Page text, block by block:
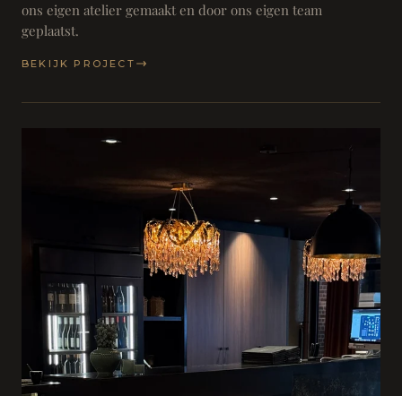
ons eigen atelier gemaakt en door ons eigen team
geplaatst.
BEKIJK PROJECT